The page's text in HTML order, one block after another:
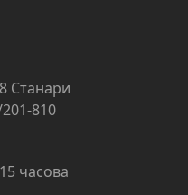
Станари
810
часова